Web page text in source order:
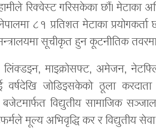
रिक्वेस्ट गरिसकेका छौं। मेटाका
८१ प्रतिशत मेटाका प्रयोगकर्ता
सूचीकृत हुन कूटनीतिक
माइक्रोसफ्ट, अमेजन,
जोडिइसकेको ठूला
विद्युतीय सामाजिक
मूल्य अभिवृद्धि कर र विद्युतीय